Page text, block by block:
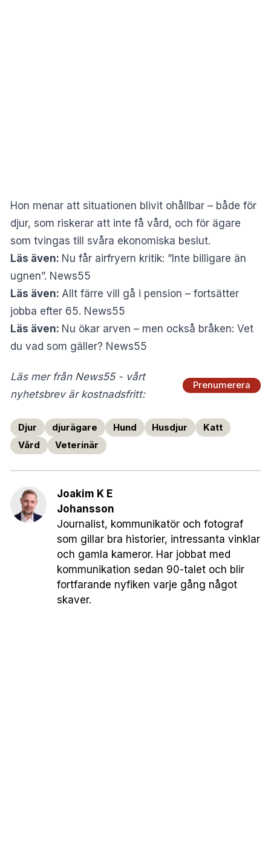
Hon menar att situationen blivit ohållbar – både för
djur, som riskerar att inte få vård, och för ägare
som tvingas till svåra ekonomiska beslut.
Läs även: Nu får airfryern kritik: ”Inte billigare än
ugnen”. News55
Läs även: Allt färre vill gå i pension – fortsätter
jobba efter 65. News55
Läs även: Nu ökar arven – men också bråken: Vet
du vad som gäller? News55
Läs mer från News55 - vårt
nyhetsbrev är kostnadsfritt:
Prenumerera
Djur djurägare Hund Husdjur
Katt
Vård
Veterinär
Joakim K E
Johansson
Journalist, kommunikatör och fotograf
som gillar bra historier, intressanta vinklar
och gamla kameror. Har jobbat med
kommunikation sedan 90-talet och blir
fortfarande nyfiken varje gång något
skaver.